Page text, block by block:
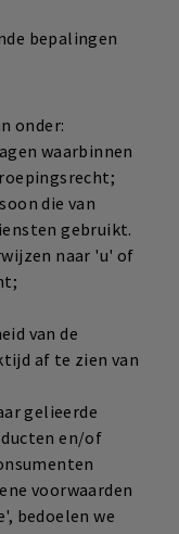
bepalingen
onder:
waarbinnen
die van
gebruikt.
naar 'u' of
van de
af te zien van
gelieerde
en/of
voorwaarden
bedoelen we